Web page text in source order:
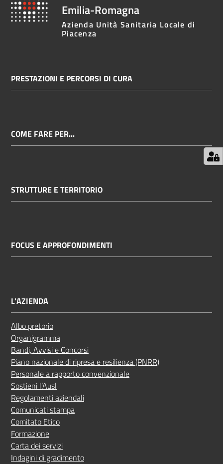
Emilia-Romagna
Azienda Unità Sanitaria Locale di
Piacenza
PRESTAZIONI E PERCORSI DI CURA
COME FARE PER...
STRUTTURE E TERRITORIO
FOCUS E APPROFONDIMENTI
L'AZIENDA
Albo pretorio
Organigramma
Bandi, Avvisi e Concorsi
Piano nazionale di ripresa e resilienza (PNRR)
Personale a rapporto convenzionale
Sostieni l’Ausl
Regolamenti aziendali
Comunicati stampa
Comitato Etico
Formazione
Carta dei servizi
Indagini di gradimento